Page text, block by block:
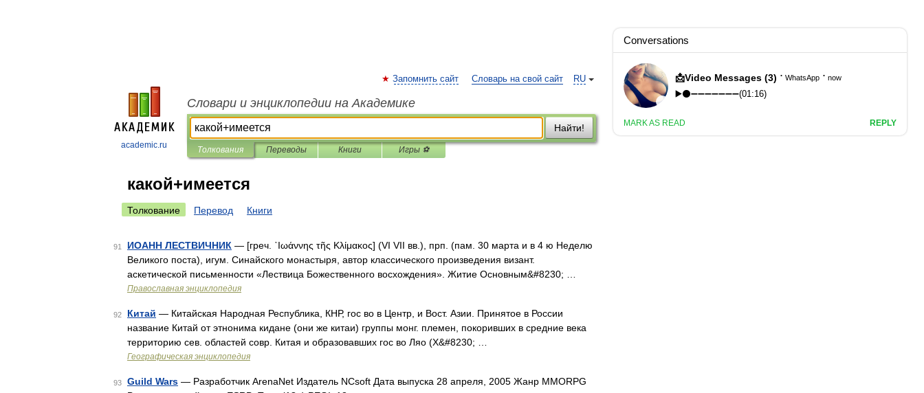
academic.ru
RU
Запомнить сайт Словарь на свой сайт
Словари и энциклопедии на Академике
Найти!
Толкования Переводы Книги Игры ⚽
какой+имеется
Толкование Перевод Книги
91 ИОАНН ЛЕСТВИЧНИК — [греч. ᾿Ιωάννης τῆς Κλίμακος] (VI VII вв.), прп. (пам. 30 марта и в 4 ю Неделю
Великого поста), игум. Синайского монастыря, автор классического произведения визант.
аскетической письменности «Лествица Божественного восхождения». Житие Основным&#8230; …
Православная энциклопедия
92 Китай — Китайская Народная Республика, КНР, гос во в Центр, и Вост. Азии. Принятое в России
название Китай от этнонима кидане (они же китаи) группы монг. племен, покоривших в средние века
территорию сев. областей совр. Китая и образовавших гос во Ляо (X&#8230; …
Географическая энциклопедия
93 Guild Wars — Разработчик ArenaNet Издатель NCsoft Дата выпуска 28 апреля, 2005 Жанр MMORPG